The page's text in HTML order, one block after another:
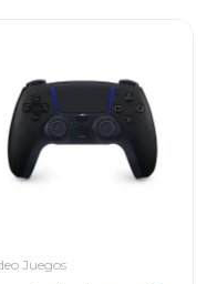
Juegos